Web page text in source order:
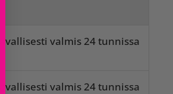
Tavallisesti valmis 24 tunnissa
Tavallisesti valmis 24 tunnissa